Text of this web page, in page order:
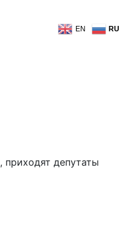
EN RU
, приходят депутаты